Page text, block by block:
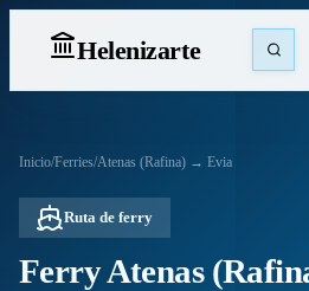
Helenizarte
Inicio/Ferries/Atenas (Rafina) → Evia
Ruta de ferry
Ferry Atenas